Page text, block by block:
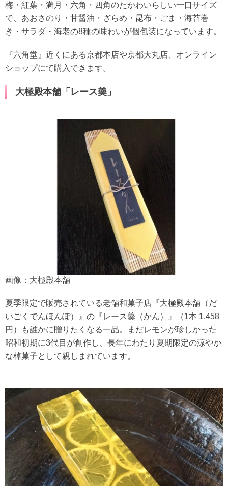
梅・紅葉・満月・六角・四角のたかわいらしい一口サイズ
で、あおさのり・甘醤油・ざらめ・昆布・ごま・海苔巻
き・サラダ・海老の8種の味わいが個包装になっています。
『六角堂』近くにある京都本店や京都大丸店、オンライン
ショップにて購入できます。
大極殿本舗「レース羮」
画像：大極殿本舗
夏季限定で販売されている老舗和菓子店『大極殿本舗（だ
いごくでんほんぽ）』の『レース羮（かん）』（1本 1,458
円）も誰かに贈りたくなる一品。まだレモンが珍しかった
昭和初期に3代目が創作し、長年にわたり夏期限定の涼やか
な棹菓子として親しまれています。